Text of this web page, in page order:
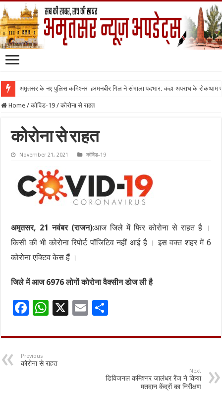
अमृतसर के नए पुलिस कमिश्नर हरमनबीर गिल ने संभाला पदभार: कहा-अपराध के रोकथाम
Home / कोविड-19 / कोरोना से राहत
कोरोना से राहत
November 21, 2021 कोविड-19
अमृतसर, 21 नवंबर (राजन):आज जिले में फिर कोरोना से राहत है ।
किसी की भी कोरोना रिपोर्ट पॉजिटिव नहीं आई है । इस वक्त शहर में 6
कोरोना एक्टिव केस हैं ।
जिले में आज 6976 लोगों कोरोना वैक्सीन डोज ली है
F
e
b
o
W
at
p
X
E
ai ar
Previous
कोरोना से राहत
Next
डिविजनल कमिश्नर जालंधर रेंज ने किया
मतदान केंद्रों का निरीक्षण